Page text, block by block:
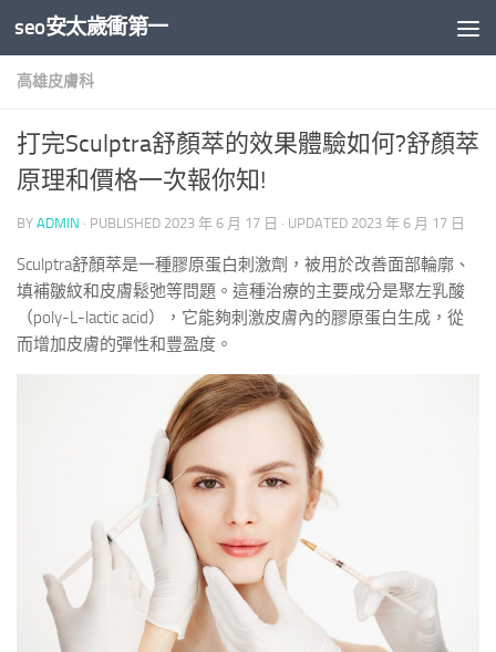
Skip to content
seo安太歲衝第一
高雄皮膚科
打完Sculptra舒顏萃的效果體驗如何?舒顏萃
原理和價格一次報你知!
BY ADMIN · PUBLISHED 2023 年 6 月 17 日 · UPDATED 2023 年 6 月 17 日
Sculptra舒顏萃是一種膠原蛋白刺激劑，被用於改善面部輪廓、
填補皺紋和皮膚鬆弛等問題。這種治療的主要成分是聚左乳酸
（poly-L-lactic acid），它能夠刺激皮膚內的膠原蛋白生成，從
而增加皮膚的彈性和豐盈度。